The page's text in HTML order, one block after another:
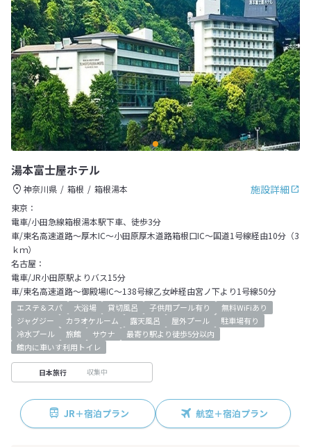
湯本富士屋ホテル
施設詳細
神奈川県 箱根
箱根湯本
東京：
電車/小田急線箱根湯本駅下車、徒歩3分
車/東名高速道路～厚木IC～小田原厚木道路箱根口IC～国道1号線経由10分（3
ｋｍ）
名古屋：
電車/JR小田原駅よりバス15分
車/東名高速道路～御殿場IC～138号線乙女峠経由宮ノ下より1号線50分
エステ＆スパ 大浴場 貸切風呂 子供用プール有り
無料WiFiあり
ジャグジー
カラオケルーム 露天風呂 屋外プール
駐車場有り
冷水プール
旅館 サウナ
最寄り駅より徒歩5分以内
館内に車いす利用トイレ
日本旅行 収集中
JR＋宿泊プラン 航空＋宿泊プラン